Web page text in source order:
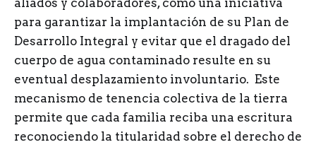
para garantizar la implantación de su Plan de
Desarrollo Integral y evitar que el dragado del
cuerpo de agua contaminado resulte en su
eventual desplazamiento involuntario. Este
mecanismo de tenencia colectiva de la tierra
permite que cada familia reciba una escritura
reconociendo la titularidad sobre el derecho de